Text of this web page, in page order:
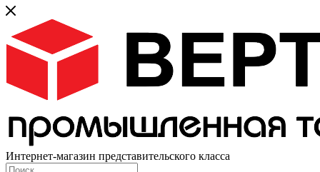
Интернет-магазин представительского класса